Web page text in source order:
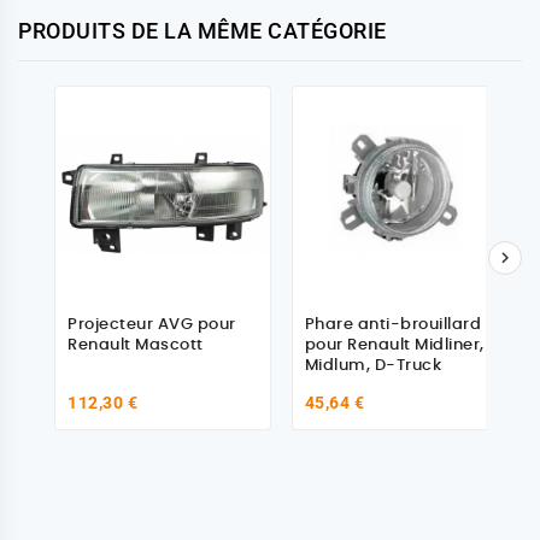
PRODUITS DE LA MÊME CATÉGORIE
Projecteur AVG pour
Renault Mascott
112,30 €
Phare anti-brouillard
pour Renault Midliner,
Midlum, D-Truck
45,64 €
